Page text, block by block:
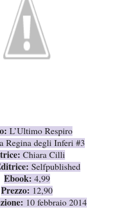
L’Ultimo Respiro
Regina degli Inferi #3
Chiara Cilli
Selfpublished
Ebook: 4,99
Prezzo: 12,90
10 febbraio 2014